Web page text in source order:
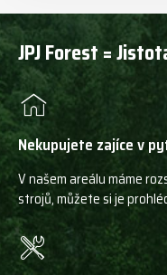
JPJ Forest =
Nekupujete zajíce v
V našem areálu máme
strojů, můžete si je